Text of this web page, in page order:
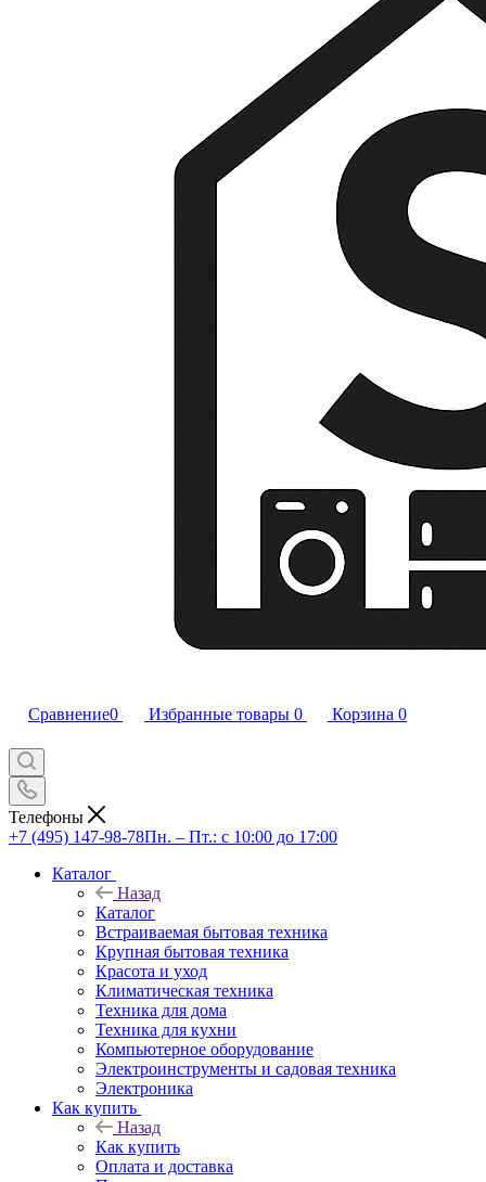
Сравнение0 Избранные товары 0 Корзина 0
Телефоны
+7 (495) 147-98-78Пн. – Пт.: с 10:00 до 17:00
Каталог
Назад
Каталог
Встраиваемая бытовая техника
Крупная бытовая техника
Красота и уход
Климатическая техника
Техника для дома
Техника для кухни
Компьютерное оборудование
Электроинструменты и садовая техника
Электроника
Как купить
Назад
Как купить
Оплата и доставка